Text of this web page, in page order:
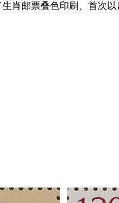
肖邮票叠色印刷、首次